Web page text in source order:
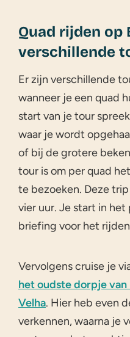
Quad rijden op
verschillende
Er zijn verschillende
wanneer je een quad
start van je tour
waar je wordt
of bij de grotere
tour is om per quad
te bezoeken. Deze
vier uur. Je start in het
briefing voor het
Vervolgens cruise je
het oudste dorpje van
Velha. Hier heb even
verkennen, waarna je